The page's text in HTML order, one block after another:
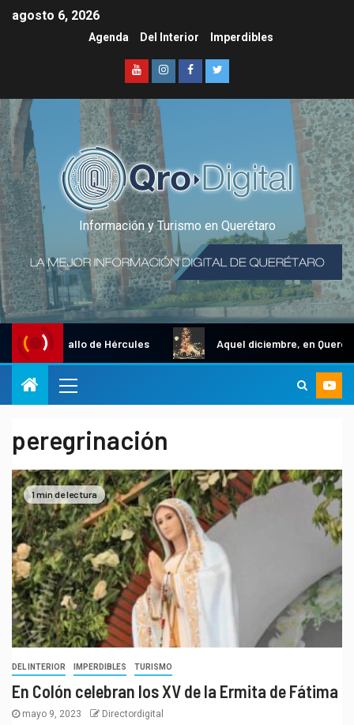
agosto 6, 2026
Agenda Del Interior Imperdibles
Información y Turismo en Querétaro
Gallo de Hércules Aquel diciembre, en Querétaro
peregrinación
1 min de lectura
DEL INTERIOR IMPERDIBLES TURISMO
En Colón celebran los XV de la Ermita de Fátima
mayo 9, 2023 Directordigital